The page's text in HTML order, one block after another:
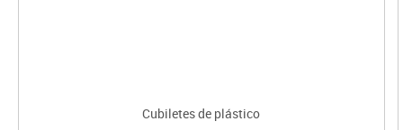
Cubiletes de plástico